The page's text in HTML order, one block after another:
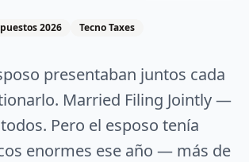
2026 Tecno Taxes
presentaban juntos cada
Married Filing Jointly —
Pero el esposo tenía
enormes ese año — más de